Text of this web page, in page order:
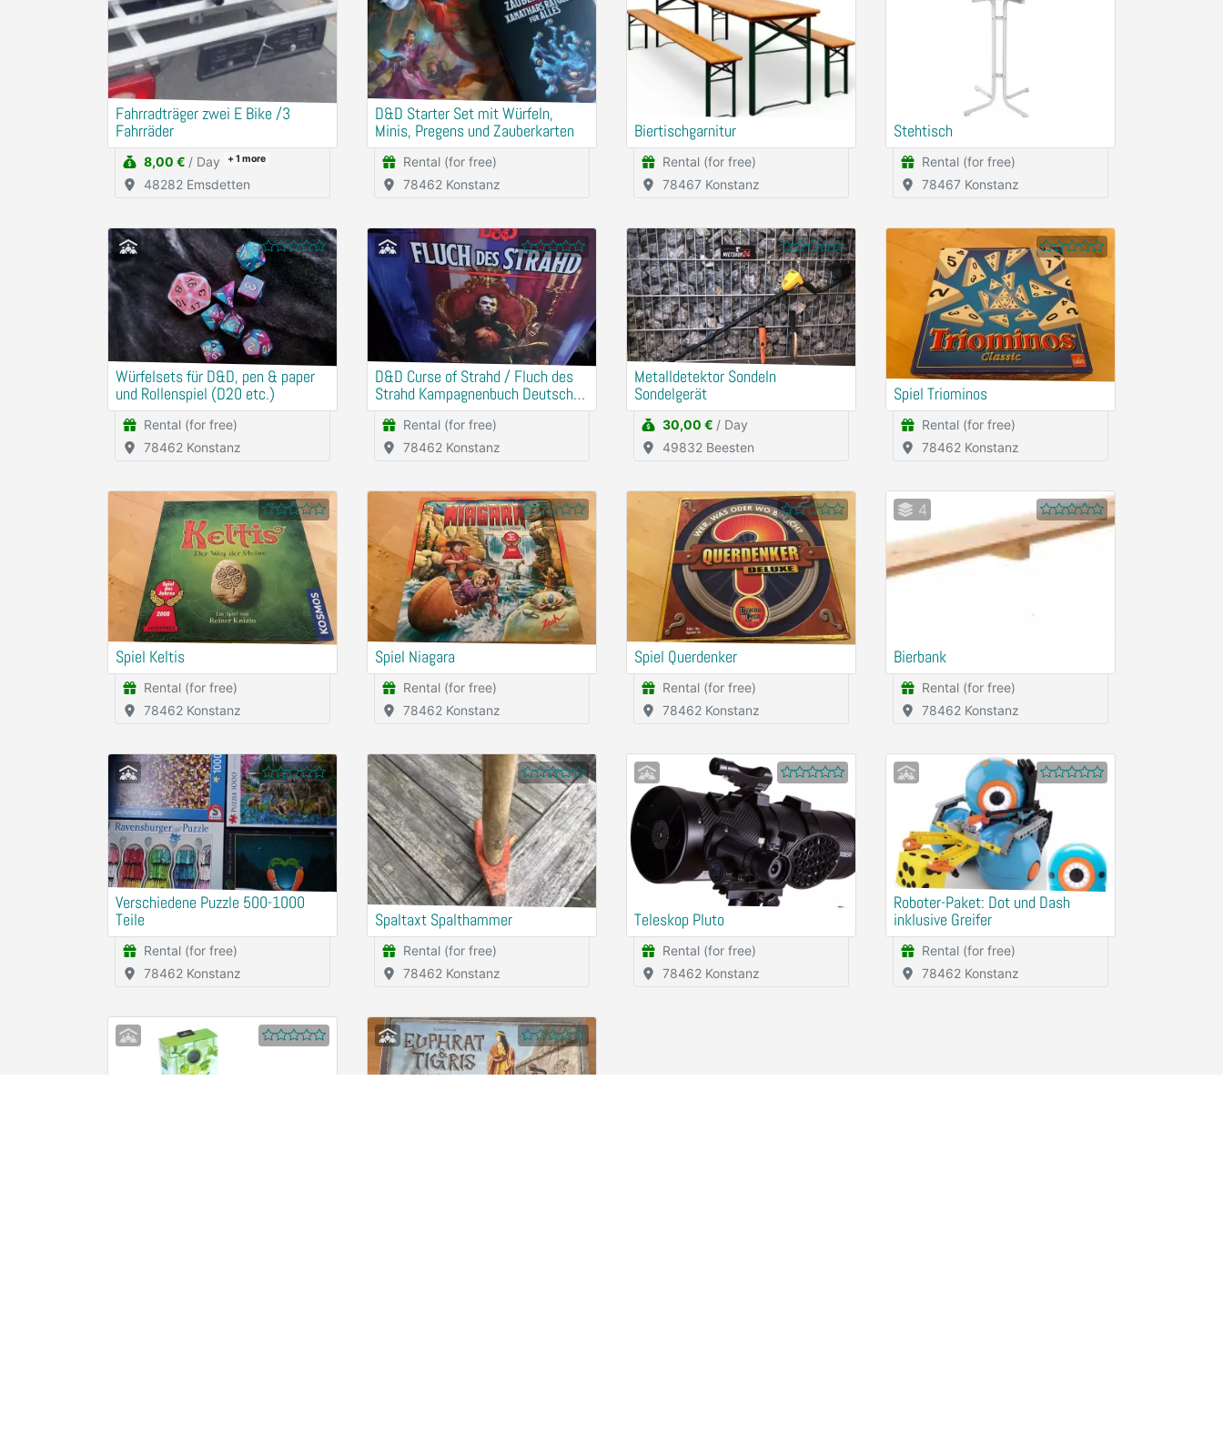
Fahrradträger zwei E Bike /3
Fahrräder
8,00 € / Day + 1more
48282 Emsdetten
D&D Starter Set mit Würfeln,
Minis, Pregens und Zauberkarten
Rental (for free)
78462 Konstanz
Biertischgarnitur
Rental (for free)
78467 Konstanz
Stehtisch
Rental (for free)
78467 Konstanz
Würfelsets für D&D, pen & paper
und Rollenspiel (D20 etc.)
Rental (for free)
78462 Konstanz
D&D Curse of Strahd / Fluch des
Strahd Kampagnenbuch Deutsch
mit Würfeln
Rental (for free)
78462 Konstanz
Metalldetektor Sondeln
Sondelgerät
30,00 € / Day
49832 Beesten
Spiel Triominos
Rental (for free)
78462 Konstanz
Spiel Keltis
Rental (for free)
78462 Konstanz
Spiel Niagara
Rental (for free)
78462 Konstanz
Spiel Querdenker
Rental (for free)
78462 Konstanz
4
Bierbank
Rental (for free)
78462 Konstanz
Verschiedene Puzzle 500-1000
Teile
Rental (for free)
78462 Konstanz
Spaltaxt Spalthammer
Rental (for free)
78462 Konstanz
Teleskop Pluto
Rental (for free)
78462 Konstanz
Roboter-Paket: Dot und Dash
inklusive Greifer
Rental (for free)
78462 Konstanz